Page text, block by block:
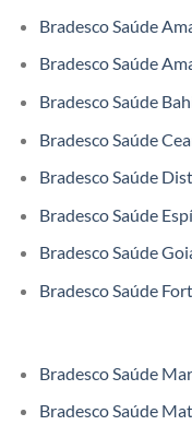
Bradesco Saúde
Bradesco Saúde
Bradesco Saúde
Bradesco Saúde
Bradesco Saúde
Bradesco Saúde
Bradesco Saúde
Bradesco Saúde
Bradesco Saúde
Bradesco Saúde